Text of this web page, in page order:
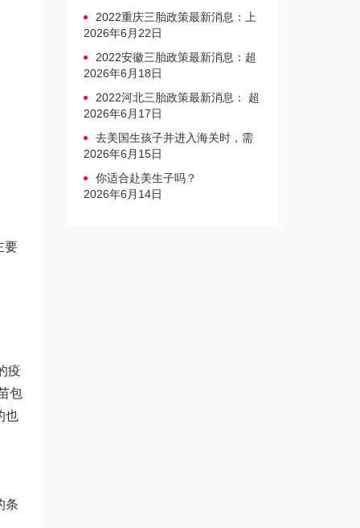
要
疫
包
也
条
2022重庆三胎政策最新消息：上
户口、办准生证指南
2026年6月22日
2022安徽三胎政策最新消息：超
生家庭罚款标准更新
2026年6月18日
2022河北三胎政策最新消息： 超
生三孩不再缴纳社会抚养费
2026年6月17日
去美国生孩子并进入海关时，需
要注意的事项是什么？
2026年6月15日
你适合赴美生子吗？
2026年6月14日